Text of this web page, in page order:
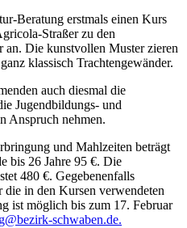
Beratung erstmals einen Kurs
Straßer zu den
an. Die kunstvollen Muster zieren
klassisch Trachtengewänder.
auch diesmal die
Jugendbildungs- und
Anspruch nehmen.
und Mahlzeiten beträgt
bis 26 Jahre 95 €. Die
480 €. Gegebenenfalls
in den Kursen verwendeten
ist möglich bis zum 17. Februar
schwaben.de.